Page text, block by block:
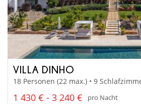
VILLA DINHO
18 Personen (22 max.) • 9
1 430 € - 3 240 €
pro Nacht